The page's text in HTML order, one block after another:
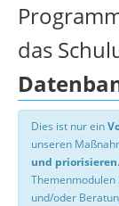
das
Dies ist nur ein
unseren
und priorisieren
Themenmodulen
und/oder